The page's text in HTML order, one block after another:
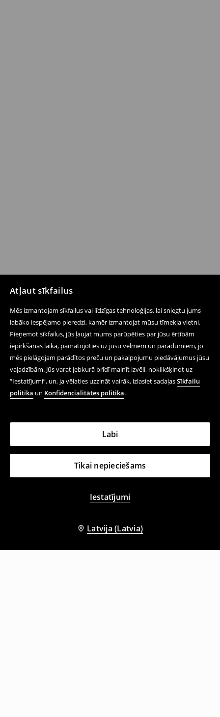
Atļaut sīkfailus
Mēs izmantojam sīkfailus vai līdzīgas tehnoloģijas, lai sniegtu jums
labāko iespējamo pieredzi, kamēr izmantojat mūsu tīmekļa vietni.
Pieņemot sīkfailus, jūs ļaujat mums parūpēties par jūsu ērtībām
iepirkšanās laikā, pamatojoties uz jūsu vēlmēm un paradumiem, jo
mēs pielāgojam parādītos preču un pakalpojumu piedāvājumus jūsu
vajadzībām. Jūs varat jebkurā brīdī mainīt izvēli, noklikšķinot uz
“Iestatījumi”, un, ja vēlaties uzzināt vairāk, izlasiet sadaļasSīkfailu
politika un Konfidencialitātes politika.
Tikai nepieciešams
Iestatījumi
Labi
Latvija (Latvia)